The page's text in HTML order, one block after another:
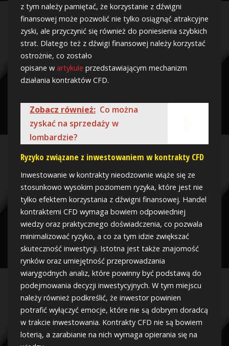
z tym należy pamiętać, że korzystanie z dźwigni
finansowej może pozwolić nie tylko osiągnąć atrakcyjne
zyski, ale przyczynić się również do poniesienia szybkich
strat. Dlatego też z dźwigi finansowej należy korzystać
ostrożnie, co zostało
opisane w artykule przedstawiającym mechanizm
działania kontraktów CFD.
Zobacz również: Co można
zyskać na sprzedaży w
lombardzie?
Ryzyko związane z inwestowaniem w kontrakty CFD
Inwestowanie w kontrakty nieodzownie wiąże się ze
stosunkowo wysokim poziomem ryzyka, które jest nie
tylko efektem korzystania z dźwigni finansowej. Handel
kontraktemi CFD wymaga bowiem odpowiedniej
wiedzy oraz praktycznego doświadczenia, co pozwala
minimalizować ryzyko, a co za tym idzie zwiększać
skuteczność inwestycji. Istotna jest także znajomość
rynków oraz umiejętność przeprowadzania
wiarygodnych analiz, które powinny być podstawą do
podejmowania decyzji inwestycyjnych. W tym miejscu
należy również podkreślić, że inwestor powinien
potrafić wyłączyć emocje, które nie są dobrym doradcą
w trakcie inwestowania. Kontrakty CFD nie są bowiem
loterią, a zarabianie na nich wymaga opierania się na